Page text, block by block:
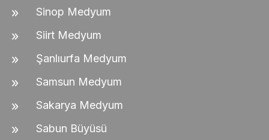
Sinop Medyum
Siirt Medyum
Şanlıurfa Medyum
Samsun Medyum
Sakarya Medyum
Sabun Büyüsü